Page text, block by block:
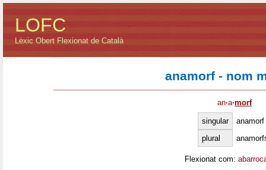
LOFC
Lèxic Obert Flexionat de Català
anamorf - nom
an·a·morf
singular
anamorf
plural
Flexionat com: